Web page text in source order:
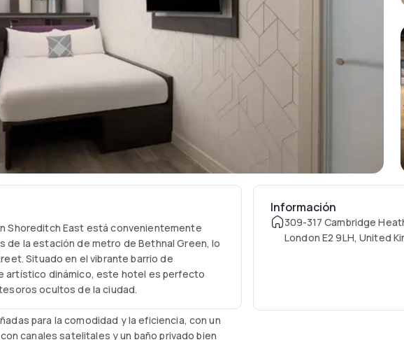
Shoreditch East está convenientemente
de la estación de metro de Bethnal Green, lo
Situado en el vibrante barrio de
artístico dinámico, este hotel es perfecto
ocultos de la ciudad.
para la comodidad y la eficiencia, con un
canales satelitales y un baño privado bien
Información
309-317 Cambridge
London E2 9LH, United